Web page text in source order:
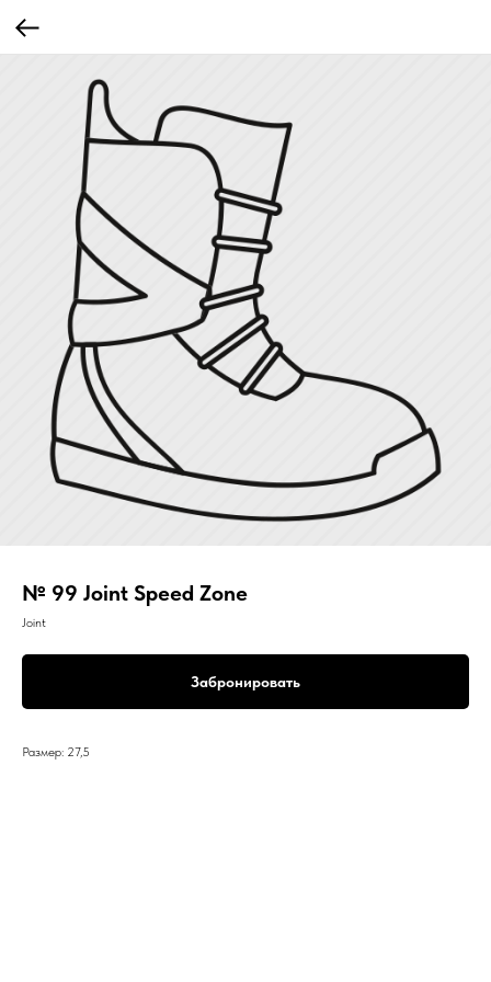
№ 99 Joint Speed Zone
Joint
Забронировать
Размер: 27,5